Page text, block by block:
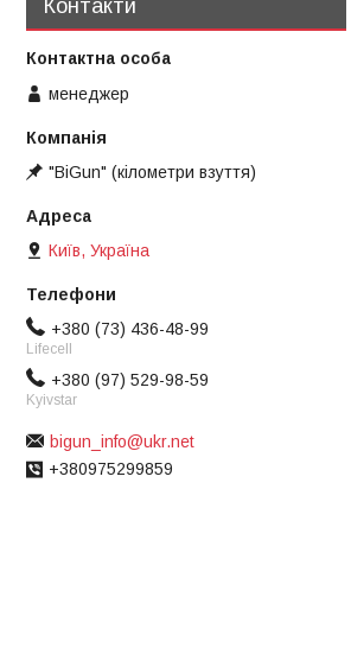
Контакти
менеджер
"BiGun" (кілометри взуття)
Київ, Україна
+380 (73) 436-48-99
Lifecell
+380 (97) 529-98-59
Kyivstar
bigun_info@ukr.net
+380975299859